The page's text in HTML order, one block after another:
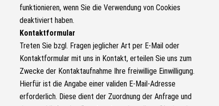
funktionieren, wenn Sie die Verwendung von Cookies
deaktiviert haben.
Kontaktformular
Treten Sie bzgl. Fragen jeglicher Art per E-Mail oder
Kontaktformular mit uns in Kontakt, erteilen Sie uns zum
Zwecke der Kontaktaufnahme Ihre freiwillige Einwilligung.
Hierfür ist die Angabe einer validen E-Mail-Adresse
erforderlich. Diese dient der Zuordnung der Anfrage und